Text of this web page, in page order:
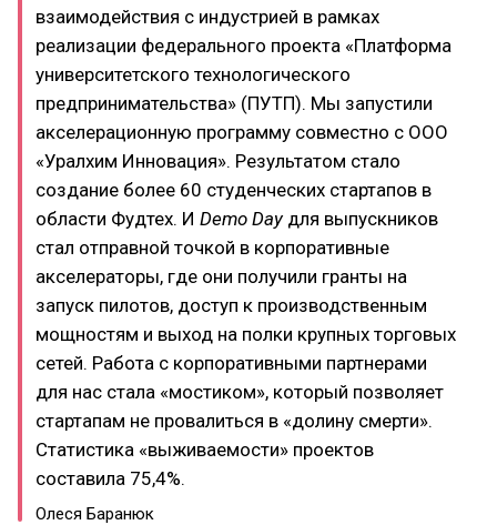
взаимодействия с индустрией в рамках
реализации федерального проекта «Платформа
университетского технологического
предпринимательства» (ПУТП). Мы запустили
акселерационную программу совместно с ООО
«Уралхим Инновация». Результатом стало
создание более 60 студенческих стартапов в
области Фудтех. И Demo Day для выпускников
стал отправной точкой в корпоративные
акселераторы, где они получили гранты на
запуск пилотов, доступ к производственным
мощностям и выход на полки крупных торговых
сетей. Работа с корпоративными партнерами
для нас стала «мостиком», который позволяет
стартапам не провалиться в «долину смерти».
Статистика «выживаемости» проектов
составила 75,4%.
Олеся Баранюк